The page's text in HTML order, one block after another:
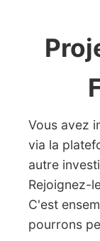
Vous avez
via la
autre
Rejoignez-
C'est
pourrons